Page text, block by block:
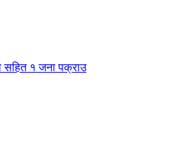
सहित १ जना पक्राउ